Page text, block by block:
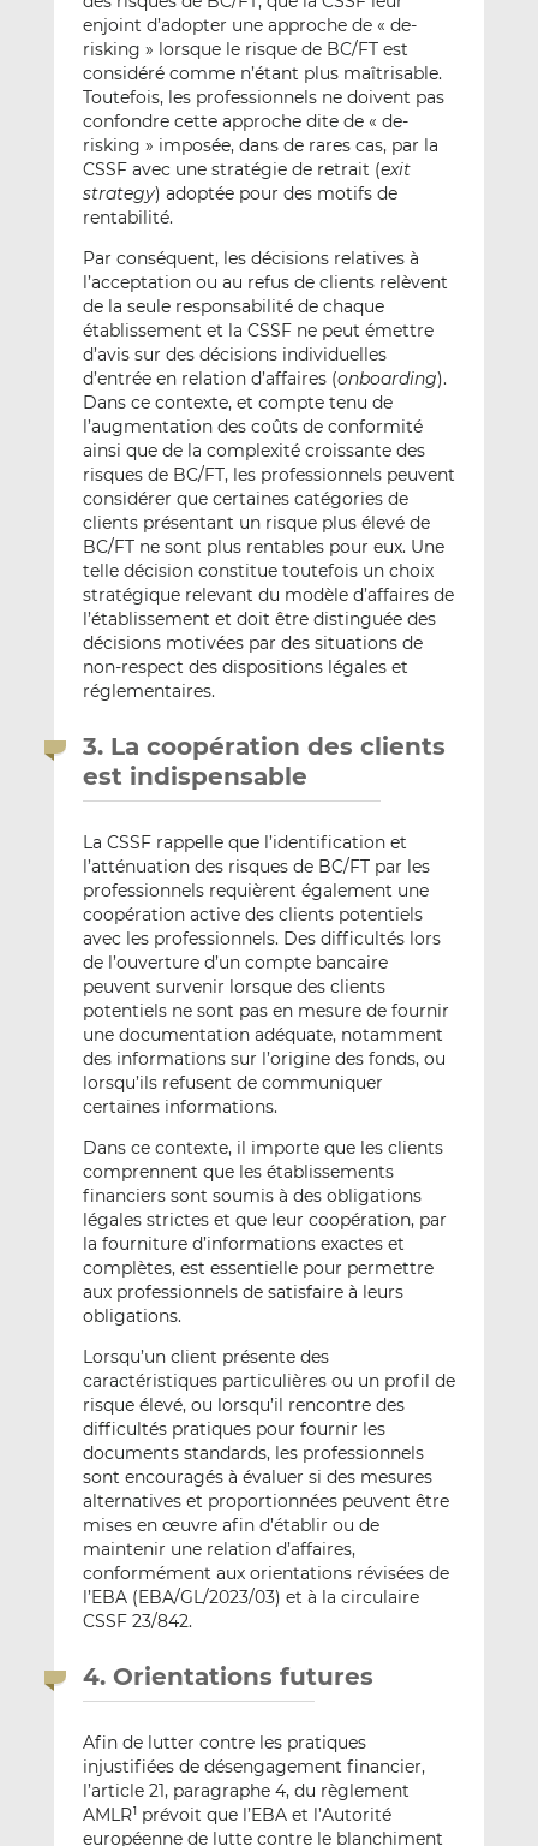
enjoint d’adopter une approche de « de-
risking » lorsque le risque de BC/FT est
considéré comme n’étant plus maîtrisable.
Toutefois, les professionnels ne doivent pas
confondre cette approche dite de « de-
risking » imposée, dans de rares cas, par la
CSSF avec une stratégie de retrait (exit
strategy) adoptée pour des motifs de
rentabilité.
Par conséquent, les décisions relatives à
l’acceptation ou au refus de clients relèvent
de la seule responsabilité de chaque
établissement et la CSSF ne peut émettre
d’avis sur des décisions individuelles
d’entrée en relation d’affaires (onboarding).
Dans ce contexte, et compte tenu de
l’augmentation des coûts de conformité
ainsi que de la complexité croissante des
risques de BC/FT, les professionnels peuvent
considérer que certaines catégories de
clients présentant un risque plus élevé de
BC/FT ne sont plus rentables pour eux. Une
telle décision constitue toutefois un choix
stratégique relevant du modèle d’affaires de
l’établissement et doit être distinguée des
décisions motivées par des situations de
non-respect des dispositions légales et
réglementaires.
3. La coopération des clients
est indispensable
La CSSF rappelle que l’identification et
l’atténuation des risques de BC/FT par les
professionnels requièrent également une
coopération active des clients potentiels
avec les professionnels. Des difficultés lors
de l’ouverture d’un compte bancaire
peuvent survenir lorsque des clients
potentiels ne sont pas en mesure de fournir
une documentation adéquate, notamment
des informations sur l’origine des fonds, ou
lorsqu’ils refusent de communiquer
certaines informations.
Dans ce contexte, il importe que les clients
comprennent que les établissements
financiers sont soumis à des obligations
légales strictes et que leur coopération, par
la fourniture d’informations exactes et
complètes, est essentielle pour permettre
aux professionnels de satisfaire à leurs
obligations.
Lorsqu’un client présente des
caractéristiques particulières ou un profil de
risque élevé, ou lorsqu’il rencontre des
difficultés pratiques pour fournir les
documents standards, les professionnels
sont encouragés à évaluer si des mesures
alternatives et proportionnées peuvent être
mises en œuvre afin d’établir ou de
maintenir une relation d’affaires,
conformément aux orientations révisées de
l’EBA (EBA/GL/2023/03) et à la circulaire
CSSF 23/842.
4. Orientations futures
Afin de lutter contre les pratiques
injustifiées de désengagement financier,
l’article 21, paragraphe 4, du règlement
AMLR1prévoit que l’EBA et l’Autorité
européenne de lutte contre le blanchiment